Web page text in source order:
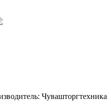
Чувашторгтехника